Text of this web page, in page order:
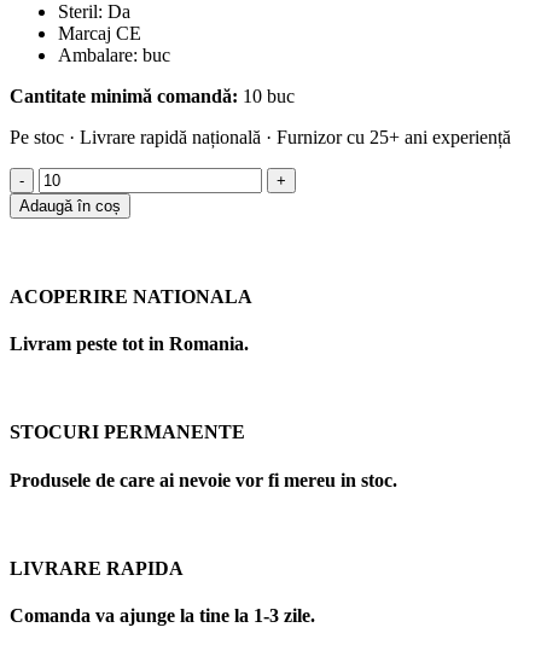
Steril: Da
Marcaj CE
Ambalare: buc
Cantitate minimă comandă: 10 buc
Pe stoc · Livrare rapidă națională · Furnizor cu 25+ ani experiență
Cantitate
Circuit
anestezie
ondulat
1,6m
2L
Adaugă în coș
ACOPERIRE NATIONALA
Livram peste tot in Romania.
STOCURI PERMANENTE
Produsele de care ai nevoie vor fi mereu in stoc.
LIVRARE RAPIDA
Comanda va ajunge la tine la 1-3 zile.